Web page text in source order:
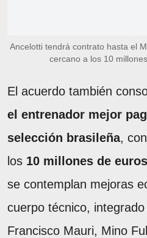
Ancelotti tendrá contrato hasta el
cercano a los 10
El acuerdo también
el entrenador mejor
selección brasileña,
los 10 millones de
se contemplan mejoras
cuerpo técnico,
Francisco Mauri, Mino